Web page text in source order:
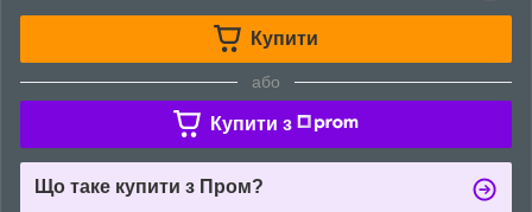
Купити
або
Купити з
Що таке купити з Пром?